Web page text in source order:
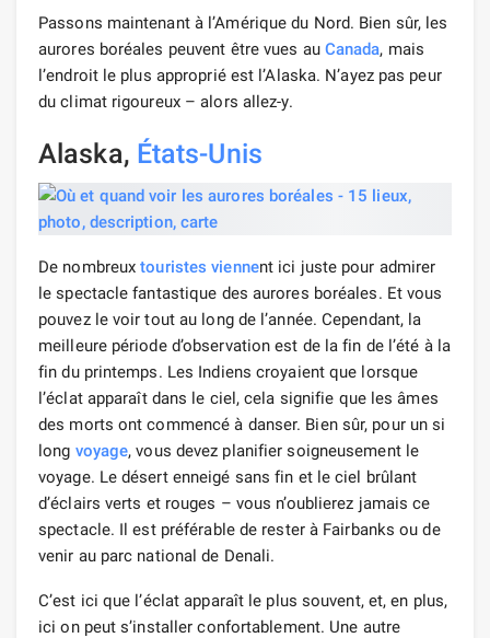
Passons maintenant à l’Amérique du Nord. Bien sûr, les
aurores boréales peuvent être vues au Canada, mais
l’endroit le plus approprié est l’Alaska. N’ayez pas peur
du climat rigoureux – alors allez-y.
Alaska, États-Unis
De nombreuxtouristes viennent ici juste pour admirer
le spectacle fantastique des aurores boréales. Et vous
pouvez le voir tout au long de l’année. Cependant, la
meilleure période d’observation est de la fin de l’été à la
fin du printemps. Les Indiens croyaient que lorsque
l’éclat apparaît dans le ciel, cela signifie que les âmes
des morts ont commencé à danser. Bien sûr, pour un si
long voyage, vous devez planifier soigneusement le
voyage. Le désert enneigé sans fin et le ciel brûlant
d’éclairs verts et rouges – vous n’oublierez jamais ce
spectacle. Il est préférable de rester à Fairbanks ou de
venir au parc national de Denali.
C’est ici que l’éclat apparaît le plus souvent, et, en plus,
ici on peut s’installer confortablement. Une autre